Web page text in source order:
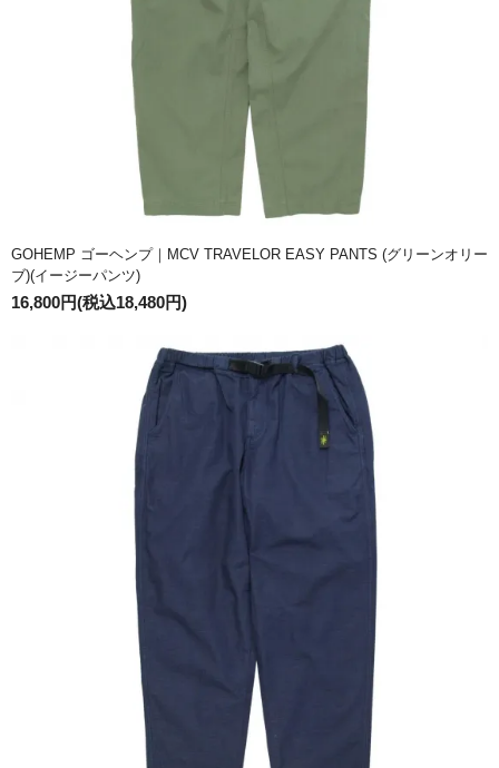
GOHEMP ゴーヘンプ｜MCV TRAVELOR EASY PANTS (グリーンオリー
ブ)(イージーパンツ)
16,800円(税込18,480円)